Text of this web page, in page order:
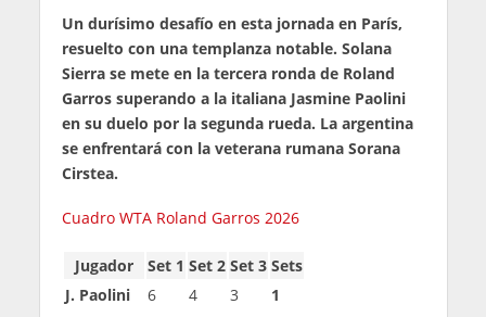
Un durísimo desafío en esta jornada en París,
resuelto con una templanza notable. Solana
Sierra se mete en la tercera ronda de Roland
Garros superando a la italiana Jasmine Paolini
en su duelo por la segunda rueda. La argentina
se enfrentará con la veterana rumana Sorana
Cirstea.
Cuadro WTA Roland Garros 2026
Jugador Set 1 Set 2 Set 3 Sets
J. Paolini
6 4 3
1